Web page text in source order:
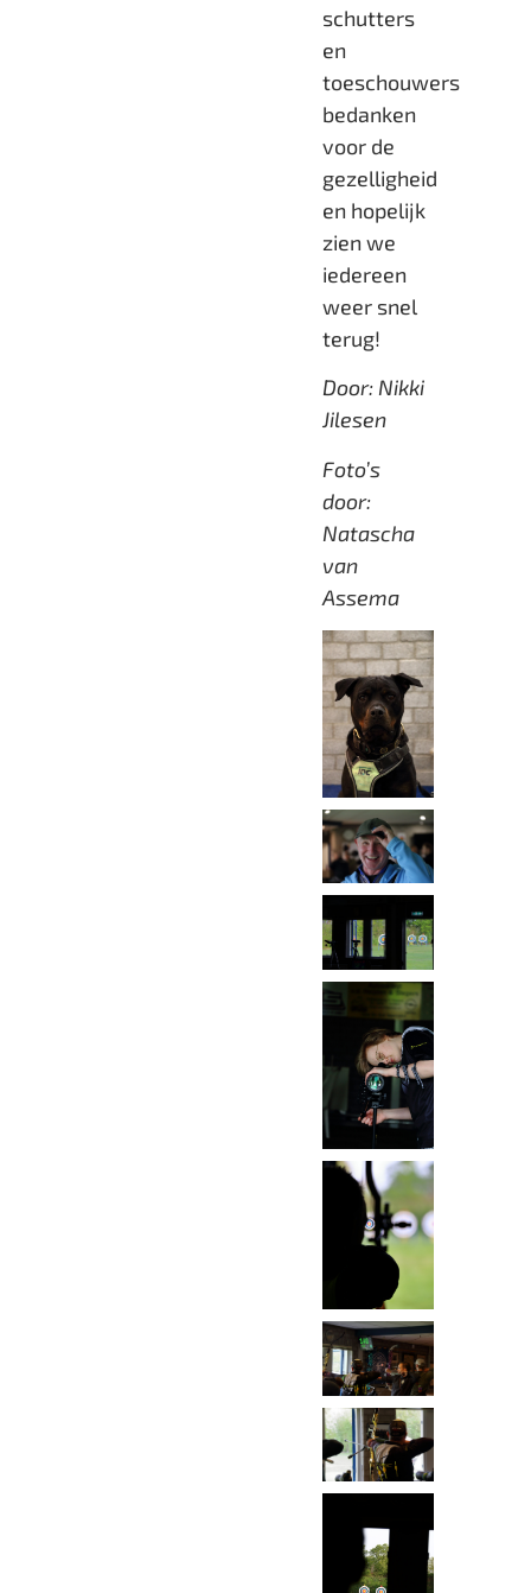
schutters
en
toeschouwers
bedanken
voor de
gezelligheid
en hopelijk
zien we
iedereen
weer snel
terug!
Door: Nikki
Jilesen
Foto’s
door:
Natascha
van
Assema